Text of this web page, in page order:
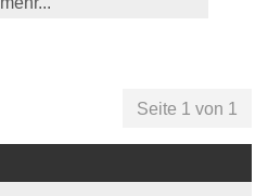
Seite 1 von 1